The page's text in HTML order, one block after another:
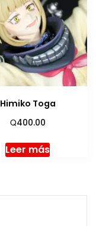
Himiko Toga
Q400.00
Leer más